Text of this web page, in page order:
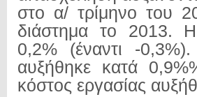
στο α/ τρίμηνο του
διάστημα το 2013.
0,2% (έναντι -
αυξήθηκε κατά
κόστος εργασίας